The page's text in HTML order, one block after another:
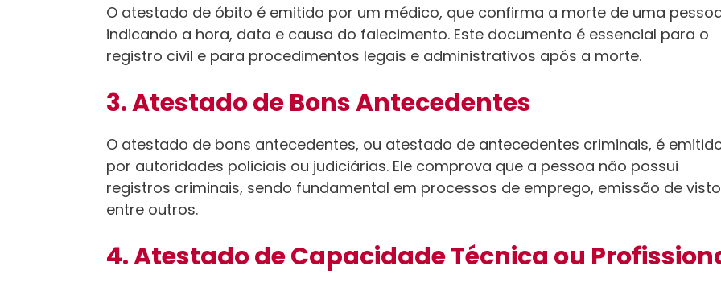
O atestado de óbito é emitido por um médico, que confirma a morte de uma
indicando a hora, data e causa do falecimento. Este documento é essencial para o
registro civil e para procedimentos legais e administrativos após a morte.
3. Atestado de Bons Antecedentes
O atestado de bons antecedentes, ou atestado de antecedentes criminais, é
por autoridades policiais ou judiciárias. Ele comprova que a pessoa não possui
registros criminais, sendo fundamental em processos de emprego, emissão de
entre outros.
4. Atestado de Capacidade Técnica ou